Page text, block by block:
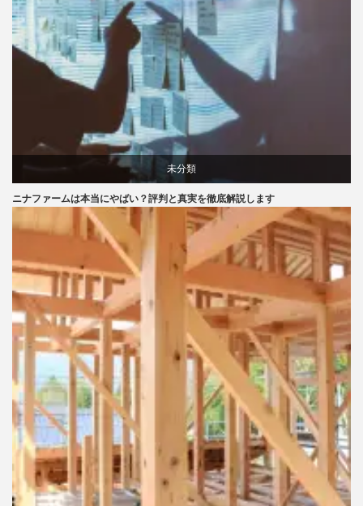
未分類
ニナファームは本当にやばい？評判と真実を徹底解説します